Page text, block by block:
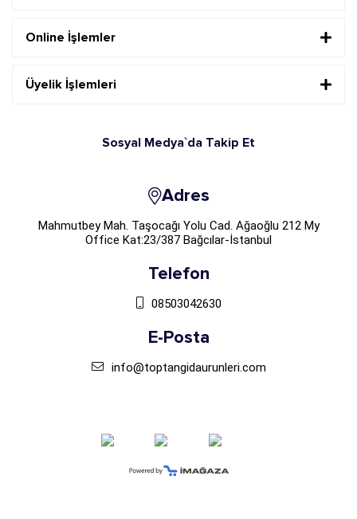
Online İşlemler
Üyelik İşlemleri
Sosyal Medya`da Takip Et
Adres
Mahmutbey Mah. Taşocağı Yolu Cad. Ağaoğlu 212 My
Office Kat:23/387 Bağcılar-İstanbul
Telefon
08503042630
E-Posta
info@toptangidaurunleri.com